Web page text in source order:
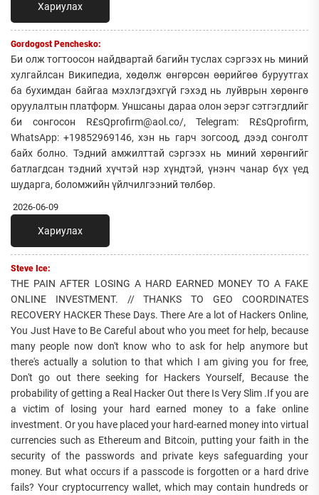
Хариулах
Gordogost Penchesko:
Би олж тогтоосон найдвартай багийн туслах сэргээх нь миний
хулгайлсан Википедиа, хөдөлж өнгөрсөн өөрийгөө буруутгах
ба бухимдан байгаа мэхлэгдэхгүй гэхэд нь луйврын хөрөнгө
оруулалтын платформ. Уншсаны дараа олон эерэг сэтгэгдлийг
би сонгосон R£sQprofirm@aol.co/, Telegram: R£sQprofirm,
WhatsApp: +19852969146, хэн нь гарч зогсоод, дээд сонголт
байх болно. Тэдний амжилттай сэргээх нь миний хөрөнгийг
батлагдсан тэдний хүчтэй нэр хүндтэй, үнэнч чанар бүх үед
шударга, боломжийн үйлчилгээний төлбөр.
2026-06-09
Хариулах
Steve Ice:
THE PAIN AFTER LOSING A HARD EARNED MONEY TO A FAKE
ONLINE INVESTMENT. // THANKS TO GEO COORDINATES
RECOVERY HACKER These Days. There Are a lot of Hackers Online,
You Just Have to Be Careful about who you meet for help, because
many people now don't know who to ask for help anymore but
there's actually a solution to that which I am giving you for free,
Don't go out there seeking for Hackers Yourself, Because the
probability of getting a Real Hacker Out there Is Very Slim .If you are
a victim of losing your hard earned money to a fake online
investment. Or you have placed your hard-earned money into virtual
currencies such as Ethereum and Bitcoin, putting your faith in the
security of the passwords and private keys safeguarding your
money. But what occurs if a passcode is forgotten or a hard drive
fails? Your cryptocurrency wallet, which may contain hundreds or